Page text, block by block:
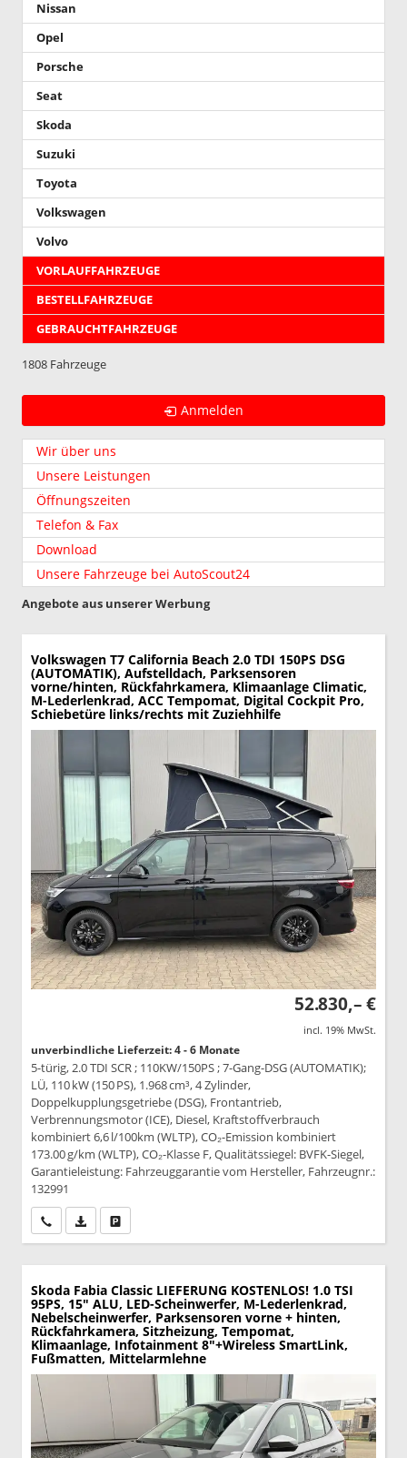
Nissan
Opel
Porsche
Seat
Skoda
Suzuki
Toyota
Volkswagen
Volvo
VORLAUFFAHRZEUGE
BESTELLFAHRZEUGE
GEBRAUCHTFAHRZEUGE
1808 Fahrzeuge
Anmelden
Wir über uns
Unsere Leistungen
Öffnungszeiten
Telefon & Fax
Download
Unsere Fahrzeuge bei AutoScout24
Angebote aus unserer Werbung
Volkswagen T7 California Beach 2.0 TDI 150PS DSG
(AUTOMATIK), Aufstelldach, Parksensoren
vorne/hinten, Rückfahrkamera, Klimaanlage Climatic,
M-Lederlenkrad, ACC Tempomat, Digital Cockpit Pro,
Schiebetüre links/rechts mit Zuziehhilfe
52.830,– €
incl. 19% MwSt.
unverbindliche Lieferzeit: 4 - 6 Monate
5-türig, 2.0 TDI SCR ; 110KW/150PS ; 7-Gang-DSG (AUTOMATIK);
LÜ, 110 kW (150 PS), 1.968 cm³, 4 Zylinder,
Doppelkupplungsgetriebe (DSG), Frontantrieb,
Verbrennungsmotor (ICE), Diesel, Kraftstoffverbrauch
kombiniert 6,6 l/100km (WLTP), CO₂-Emission kombiniert
173.00 g/km (WLTP), CO₂-Klasse F, Qualitätssiegel: BVFK-Siegel,
Garantieleistung: Fahrzeuggarantie vom Hersteller, Fahrzeugnr.:
132991
Wir rufen Sie anPDF-Datei, Fahrzeugexposé drucken
Skoda Fabia Classic LIEFERUNG KOSTENLOS! 1.0 TSI
95PS, 15" ALU, LED-Scheinwerfer, M-Lederlenkrad,
Nebelscheinwerfer, Parksensoren vorne + hinten,
Rückfahrkamera, Sitzheizung, Tempomat,
Klimaanlage, Infotainment 8"+Wireless SmartLink,
Fußmatten, Mittelarmlehne